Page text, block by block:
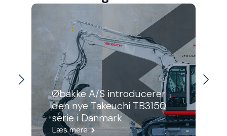
Øbakke A/S introducerer
den nye Takeuchi TB3150
serie i Danmark
Læs mere